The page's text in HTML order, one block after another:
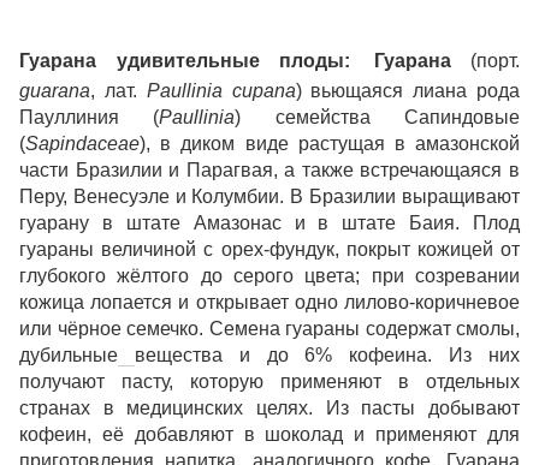
Гуарана удивительные плоды: Гуарана(порт.
guaranа, лат. Paullinia cupana) вьющаяся лиана рода
Пауллиния (Paullinia) семейства Сапиндовые
(Sapindaceae), в диком виде растущая в амазонской
части Бразилии и Парагвая, а также встречающаяся в
Перу, Венесуэле и Колумбии. В Бразилии выращивают
гуарану в штате Амазонас и в штате Баия. Плод
гуараны величиной с орех-фундук, покрыт кожицей от
глубокого жёлтого до серого цвета; при созревании
кожица лопается и открывает одно лилово-коричневое
или чёрное семечко. Семена гуараны содержат смолы,
дубильные
вещества и до 6% кофеина. Из них
получают пасту, которую применяют в отдельных
странах в медицинских целях. Из пасты добывают
кофеин, её добавляют в шоколад и применяют для
приготовления напитка, аналогичного кофе. Гуарана